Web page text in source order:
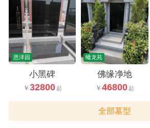
恩泽园
小黑碑
32800
蟠龙苑
佛缘净地
46800
全部墓型